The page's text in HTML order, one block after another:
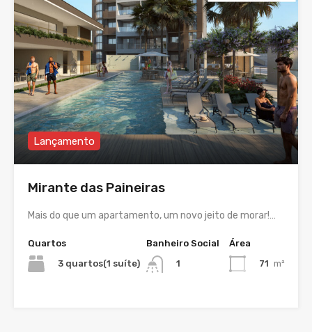
Lançamento
Mirante das Paineiras
Mais do que um apartamento, um novo jeito de morar!…
Quartos
3 quartos(1 suíte)
Banheiro Social
1
Área
71 m²